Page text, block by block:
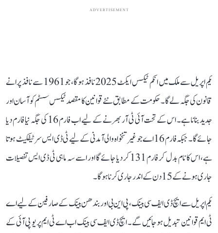
ADVERTISEMENT
یکم اپریل سے ملک میں انکم ٹیکس ایکٹ 2025 نافذ ہوگا، جو 1961 سے نافذ پرانے
قانون کی جگہ لے گا۔ حکومت کے مطابق نئے قوانین کا مقصد ٹیکس سسٹم کو آسان اور
جدید بنانا ہے۔ اس کے تحت آئی ٹی آر بھرنے کے لیے اب فارم 16 کی جگہ نیا فارم دیا
جائے گا۔ جبکہ فارم 16اے جو غیر تنخواہ والی آمدنی کے لیے ٹی ڈی ایس سرٹیفکیٹ ہوتا
ہے، اس کا نام بدل کر فارم 131 کر دیا جائے گا اور اسے سہ ماہی ٹی ڈی ایس تفصیلات
جاری ہونے کے 15 دن کے اندر جاری کرنا ہوگا۔
یکم اپریل سے ایچ ڈی ایف سی بینک، پی این بی اور بندھن بینک کے صارفین کے لیے اے
ٹی ایم قوانین تبدیل ہو جائیں گے۔ ایچ ڈی ایف سی بینک اب اے ٹی ایم پر یو پی آئی کے